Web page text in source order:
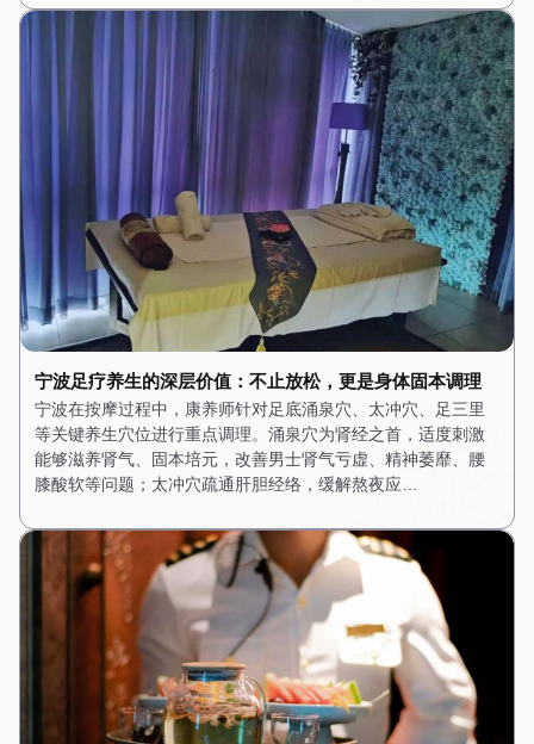
宁波足疗养生的深层价值：不止放松，更是身体固本调理
宁波在按摩过程中，康养师针对足底涌泉穴、太冲穴、足三里
等关键养生穴位进行重点调理。涌泉穴为肾经之首，适度刺激
能够滋养肾气、固本培元，改善男士肾气亏虚、精神萎靡、腰
膝酸软等问题；太冲穴疏通肝胆经络，缓解熬夜应…